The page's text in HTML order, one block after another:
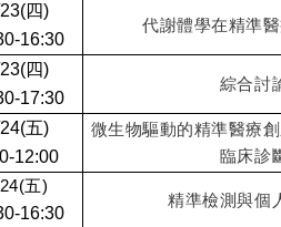
四)
16:30
代謝體學在精準
四)
17:30
綜合討
五)
12:00
微生物驅動的精準醫療
臨床診
五)
16:30
精準檢測與個